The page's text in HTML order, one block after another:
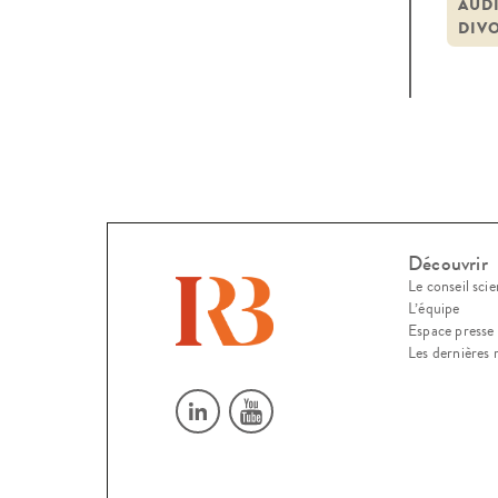
Découvrir
Le conseil
L’équipe
Espace presse
Les dernières